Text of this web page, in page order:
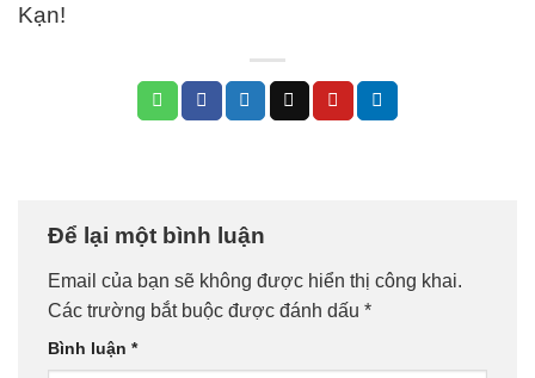
Kạn!
Để lại một bình luận
Email của bạn sẽ không được hiển thị công khai.
Các trường bắt buộc được đánh dấu *
Bình luận *